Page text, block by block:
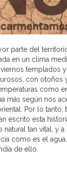
parte del
en un clima
templados
con otoños
como
más según nos
Por lo tanto,
escrito esta
tan vital, y a
como es el
de ello.